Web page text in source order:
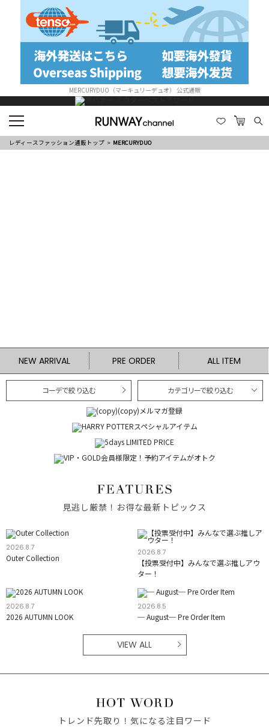
MERCURYDUO（マーキュリーデュオ） 公式通販
レディースファッション通販トップ MERCURYDUO
NEW ARRIVAL PRE ORDER ALL ITEM
コーデで絞り込む カテゴリーで絞り込む
見逃し厳禁！お得な最新トピックス
2026.8.7
Outer Collection
2026.8.7
【投票受付中】みんなで選ぶ推しアウ
ター！
2026.8.7
2026 AUTUMN LOOK
2026.8.5
─ August─ Pre Order Item
VIEW ALL
トレンド先取り！気になる注目ワード